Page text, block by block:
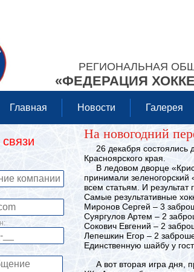
РЕГИОНАЛЬНАЯ
«ФЕДЕРАЦИЯ
Главная Новости Галерея
На новогодний
26 декабря состоялись
Красноярского края.
В ледовом дворце
принимали
всем статьям. И результат
Самые результативные
Миронов Сергей – 3
Суяргулов Артем – 2
Сокович Евгений – 2
Лепешкин Егор – 2
Единственную шайбу у
А вот вторая игра дня,